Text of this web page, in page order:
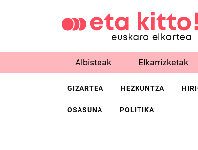
Albisteak Elkarrizketak
GIZARTEA HEZKUNTZA
OSASUNA POLITIKA